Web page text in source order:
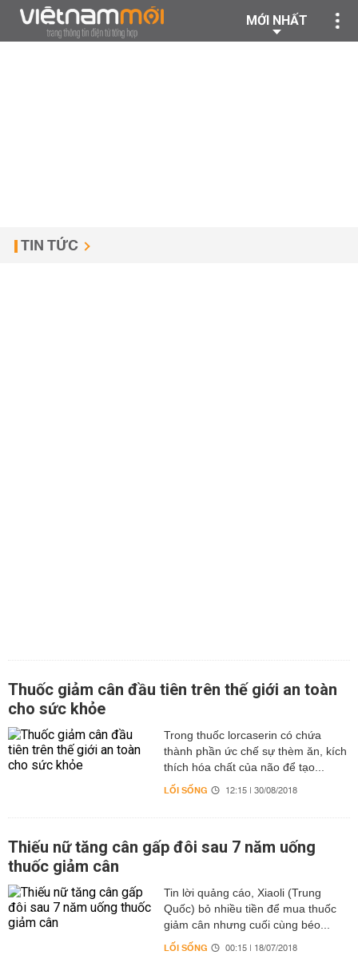
MỚI NHẤT
TIN TỨC
Thuốc giảm cân đầu tiên trên thế giới an toàn
cho sức khỏe
Trong thuốc lorcaserin có chứa
thành phần ức chế sự thèm ăn, kích
thích hóa chất của não để tạo...
LỐI SỐNG 12:15 | 30/08/2018
Thiếu nữ tăng cân gấp đôi sau 7 năm uống
thuốc giảm cân
Tin lời quảng cáo, Xiaoli (Trung
Quốc) bỏ nhiều tiền để mua thuốc
giảm cân nhưng cuối cùng béo...
LỐI SỐNG 00:15 | 18/07/2018